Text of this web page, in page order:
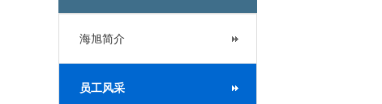
海旭简介
员工风采